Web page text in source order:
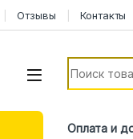
Отзывы Контакты
Искать:
Оплата и